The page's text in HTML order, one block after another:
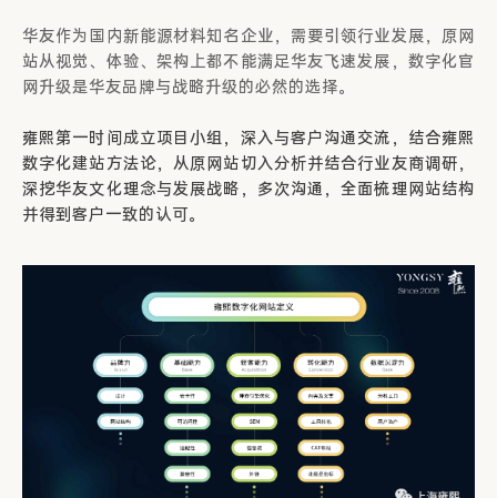
华友作为国内新能源材料知名企业，需要引领行业发展，原网
站从视觉、体验、架构上都不能满足华友飞速发展，数字化官
网升级是华友品牌与战略升级的必然的选择。
雍熙第一时间成立项目小组，深入与客户沟通交流，结合雍熙
数字化建站方法论，从原网站切入分析并结合行业友商调研，
深挖华友文化理念与发展战略，多次沟通，全面梳理网站结构
并得到客户一致的认可。